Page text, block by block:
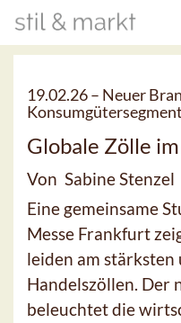
19.02.26 – Neuer
Globale Zölle
Von Sabine Stenzel
Eine gemeinsame
Messe Frankfurt
leiden am
Handelszöllen. Der
beleuchtet die